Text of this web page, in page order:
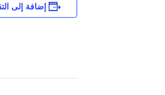
إضافة إلى